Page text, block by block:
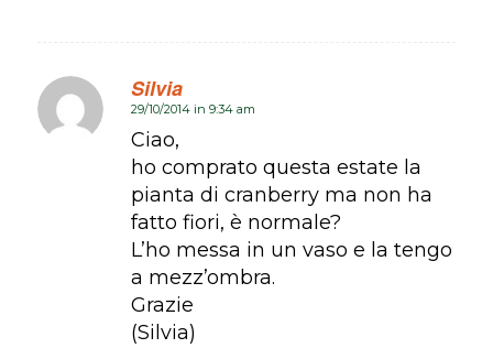
Silvia
dice:
29/10/2014 in 9:34 am
Ciao,
ho comprato questa estate la
pianta di cranberry ma non ha
fatto fiori, è normale?
L’ho messa in un vaso e la tengo
a mezz’ombra.
Grazie
(Silvia)